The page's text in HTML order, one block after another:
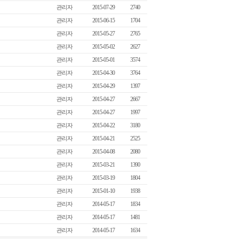
관리자 2015-07-29
2740
관리자 2015-06-15
1704
관리자 2015-05-27
2765
관리자 2015-05-02
2627
관리자 2015-05-01
3574
관리자 2015-04-30
3764
관리자 2015-04-29
1397
관리자 2015-04-27
2667
관리자 2015-04-27
1997
관리자 2015-04-22
3180
관리자 2015-04-21
2525
관리자 2015-04-08
2080
관리자 2015-03-21
1390
관리자 2015-03-19
1804
관리자 2015-01-10
1938
관리자 2014-05-17
1834
관리자 2014-05-17
1481
관리자 2014-05-17 1634